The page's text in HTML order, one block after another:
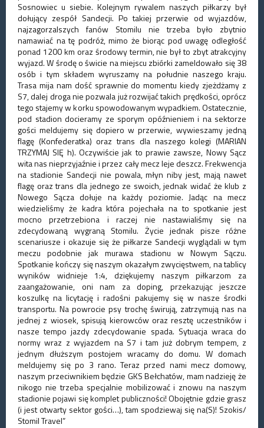
Sosnowiec u siebie. Kolejnym rywalem naszych piłkarzy był
dołujący zespół Sandecji. Po takiej przerwie od wyjazdów,
najzagorzalszych fanów Stomilu nie trzeba było zbytnio
namawiać na tę podróż, mimo że biorąc pod uwagę odległość
ponad 1200 km oraz środowy termin, nie był to zbyt atrakcyjny
wyjazd. W środę o świcie na miejscu zbiórki zameldowało się 38
osób i tym składem wyruszamy na południe naszego kraju.
Trasa mija nam dość sprawnie do momentu kiedy zjeżdżamy z
S7, dalej droga nie pozwala już rozwijać takich prędkości, oprócz
tego stajemy w korku spowodowanym wypadkiem. Ostatecznie,
pod stadion docieramy ze sporym opóźnieniem i na sektorze
gości meldujemy się dopiero w przerwie, wywieszamy jedną
flagę (Konfederatka) oraz trans dla naszego kolegi (MARIAN
TRZYMAJ SIĘ h). Oczywiście jak to prawie zawsze, Nowy Sącz
wita nas nieprzyjaźnie i przez cały mecz leje deszcz. Frekwencja
na stadionie Sandecji nie powala, młyn niby jest, mają nawet
flagę oraz trans dla jednego ze swoich, jednak widać że klub z
Nowego Sącza dołuje na każdy poziomie. Jadąc na mecz
wiedzieliśmy że kadra która pojechała na to spotkanie jest
mocno przetrzebiona i raczej nie nastawialiśmy się na
zdecydowaną wygraną Stomilu. Życie jednak pisze różne
scenariusze i okazuje się że piłkarze Sandecji wyglądali w tym
meczu podobnie jak murawa stadionu w Nowym Sączu.
Spotkanie kończy się naszym okazałym zwycięstwem, na tablicy
wyników widnieje 1:4, dziękujemy naszym piłkarzom za
zaangażowanie, oni nam za doping, przekazując jeszcze
koszulkę na licytację i radośni pakujemy się w nasze środki
transportu. Na powrocie psy trochę świrują, zatrzymują nas na
jednej z wiosek, spisują kierowców oraz resztę uczestników i
nasze tempo jazdy zdecydowanie spada. Sytuacja wraca do
normy wraz z wyjazdem na S7 i tam już dobrym tempem, z
jednym dłuższym postojem wracamy do domu. W domach
meldujemy się po 3 rano. Teraz przed nami mecz domowy,
naszym przeciwnikiem będzie GKS Bełchatów, mam nadzieję że
nikogo nie trzeba specjalnie mobilizować i znowu na naszym
stadionie pojawi się komplet publiczności! Obojętnie gdzie grasz
(i jest otwarty sektor gości…), tam spodziewaj się na(S)! Szokis/
Stomil Travel”